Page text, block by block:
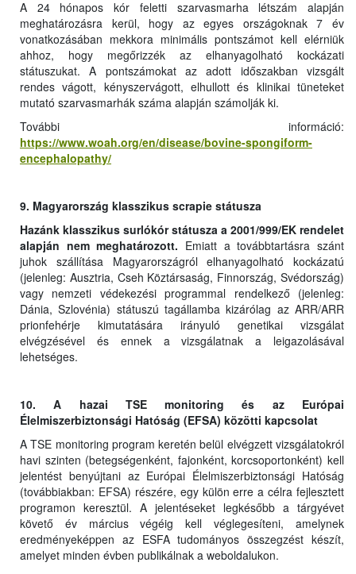
A 24 hónapos kór feletti szarvasmarha létszám alapján
meghatározásra kerül, hogy az egyes országoknak 7 év
vonatkozásában mekkora minimális pontszámot kell elérniük
ahhoz, hogy megőrizzék az elhanyagolható kockázati
státuszukat. A pontszámokat az adott időszakban vizsgált
rendes vágott, kényszervágott, elhullott és klinikai tüneteket
mutató szarvasmarhák száma alapján számolják ki.
További információ:
https://www.woah.org/en/disease/bovine-spongiform-
encephalopathy/
9. Magyarország klasszikus scrapie státusza
Hazánk klasszikus surlókór státusza a 2001/999/EK rendelet
alapján nem meghatározott. Emiatt a továbbtartásra szánt
juhok szállítása Magyarországról elhanyagolható kockázatú
(jelenleg: Ausztria, Cseh Köztársaság, Finnország, Svédország)
vagy nemzeti védekezési programmal rendelkező (jelenleg:
Dánia, Szlovénia) státuszú tagállamba kizárólag az ARR/ARR
prionfehérje kimutatására irányuló genetikai vizsgálat
elvégzésével és ennek a vizsgálatnak a leigazolásával
lehetséges.
10. A hazai TSE monitoring és az Európai
Élelmiszerbiztonsági Hatóság (EFSA) közötti kapcsolat
A TSE monitoring program keretén belül elvégzett vizsgálatokról
havi szinten (betegségenként, fajonként, korcsoportonként) kell
jelentést benyújtani az Európai Élelmiszerbiztonsági Hatóság
(továbbiakban: EFSA) részére, egy külön erre a célra fejlesztett
programon keresztül. A jelentéseket legkésőbb a tárgyévet
követő év március végéig kell véglegesíteni, amelynek
eredményeképpen az ESFA tudományos összegzést készít,
amelyet minden évben publikálnak a weboldalukon.